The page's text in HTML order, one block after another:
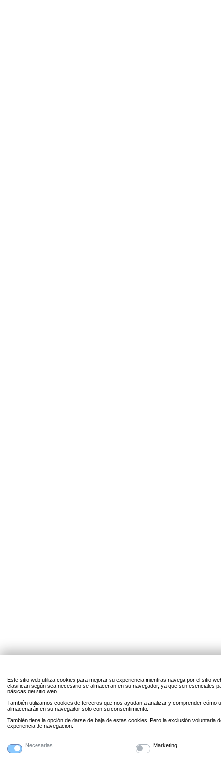
Este sitio web utiliza cookies para mejorar su experiencia mientras navega por el sitio
clasifican según sea necesario se almacenan en su navegador, ya que son esenciales
básicas del sitio web.
También utilizamos cookies de terceros que nos ayudan a analizar y comprender cómo
almacenarán en su navegador solo con su consentimiento.
También tiene la opción de darse de baja de estas cookies. Pero la exclusión voluntaria
experiencia de navegación.
Necesarias Marketing